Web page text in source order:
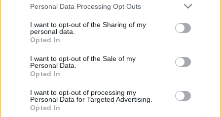
Personal Data Processing Opt Outs
I want to opt-out of the Sharing of my
personal data.
Opted In
I want to opt-out of the Sale of my
Personal Data.
Opted In
I want to opt-out of processing my
Personal Data for Targeted Advertising.
Opted In
Ακολούθησε το tetrapodo.gr στο Google News
Shares
POPULAR